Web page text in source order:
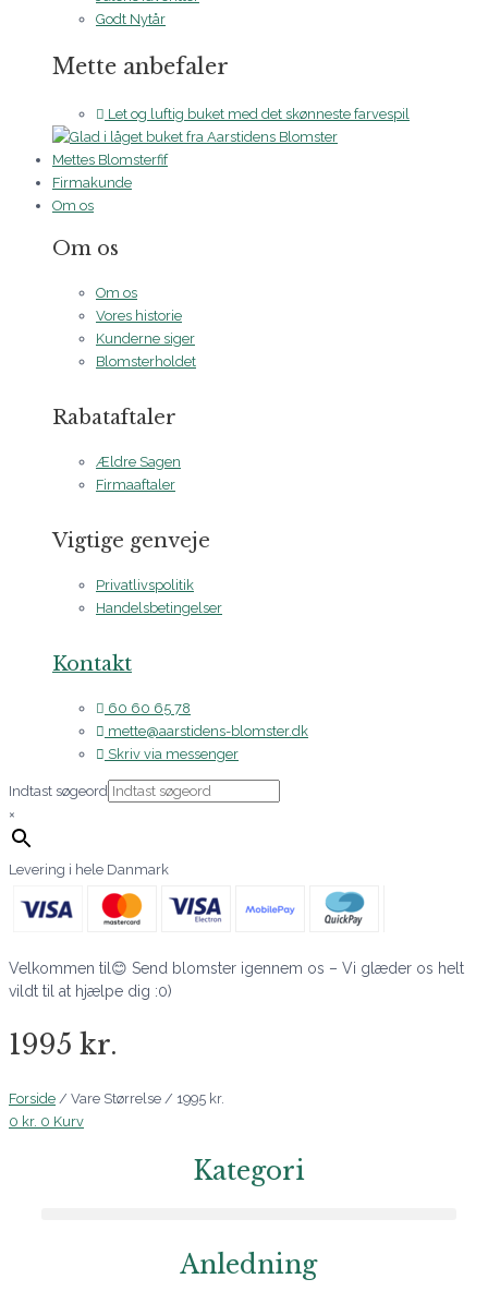
Godt Nytår
Mette anbefaler
Let og luftig buket med det skønneste farvespil
Mettes Blomsterfif
Firmakunde
Om os
Om os
Om os
Vores historie
Kunderne siger
Blomsterholdet
Rabataftaler
Ældre Sagen
Firmaaftaler
Vigtige genveje
Privatlivspolitik
Handelsbetingelser
Kontakt
60 60 65 78
mette@aarstidens-blomster.dk
Skriv via messenger
Indtast søgeord
×
Levering i hele Danmark
Velkommen til😊 Send blomster igennem os – Vi glæder os helt
vildt til at hjælpe dig :0)
1995 kr.
Forside / Vare Størrelse / 1995 kr.
0 kr. 0 Kurv
Kategori
Anledning